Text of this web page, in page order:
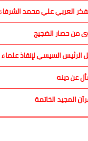
العربي علي محمد
من حصار الضجيج
السيسي لإنقاذ
عن دينه
المجيد الخاتمة